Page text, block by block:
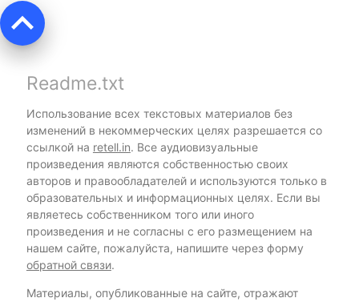
keyboard_arrow_up
Readme.txt
Использование всех текстовых материалов без
изменений в некоммерческих целях разрешается со
ссылкой на retell.in. Все аудиовизуальные
произведения являются собственностью своих
авторов и правообладателей и используются только в
образовательных и информационных целях. Если вы
являетесь собственником того или иного
произведения и не согласны с его размещением на
нашем сайте, пожалуйста, напишите через форму
обратной связи.
Материалы, опубликованные на сайте, отражают